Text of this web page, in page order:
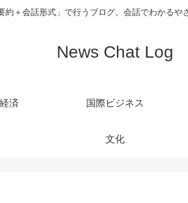
約＋会話形式」で行うブログ。会話でわかるや
News Chat Log
経済 国際ビジネス
文化